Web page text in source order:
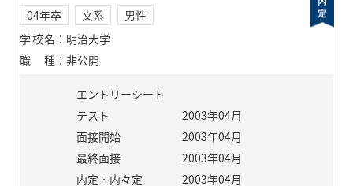
04年卒 文系
男性
学校名 ： 明治大学
職種 ： 非公開
エントリーシート
テスト
2003年04月
面接開始
2003年04月
最終面接
2003年04月
内定・内々定
2003年04月